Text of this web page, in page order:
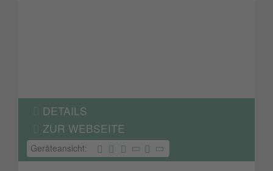
DETAILS
ZUR WEBSEITE
Geräteansicht: